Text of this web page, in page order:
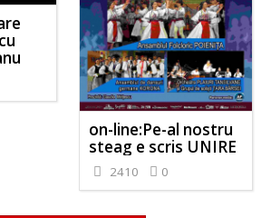
on-line:Pe-al nostru
steag e scris UNIRE
2410 0